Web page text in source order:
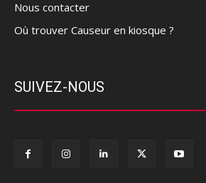
Nous contacter
Où trouver Causeur en kiosque ?
SUIVEZ-NOUS